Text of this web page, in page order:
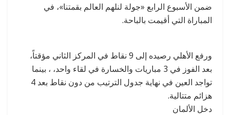
ضمن الأسبوع الرابع «جولة لنلهم العالم بقمتنا»، في
المباراة التي أقيمت بالباحة.
ورفع الأهلي رصيده إلى 9 نقاط في المركز الثاني مؤقتاً،
بعد الفوز في 3 مباريات والخسارة في لقاء واحد، ، بينما
تواجد العين في نهاية جدول الترتيب من دون نقاط بعد 4
هزائم متتالية.
دخل الألمان